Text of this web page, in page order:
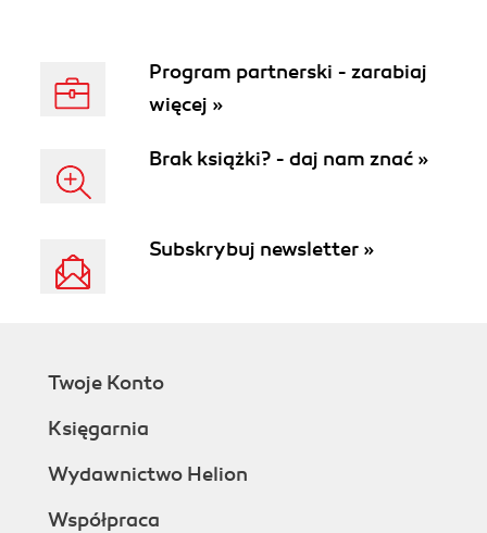
Program partnerski - zarabiaj
więcej »
Brak książki? - daj nam znać »
Subskrybuj newsletter »
Twoje Konto
Księgarnia
Wydawnictwo Helion
Współpraca